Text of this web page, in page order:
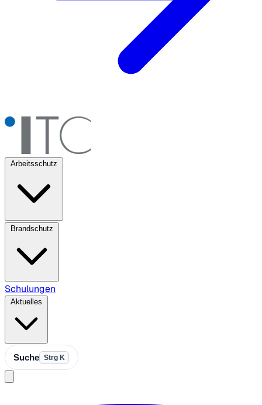
Arbeitsschutz
Brandschutz
Schulungen
Aktuelles
Suche Strg K